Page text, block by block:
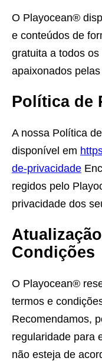
O Playocean®
e conteúdos de
gratuita a todos
apaixonados
Política de
A nossa Política
disponível em
de-privacidade
regidos pelo
privacidade dos
Condições
O Playocean®
termos e
Recomendamos,
regularidade para
não esteja de